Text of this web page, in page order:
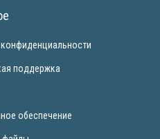
поддержка
обеспечение